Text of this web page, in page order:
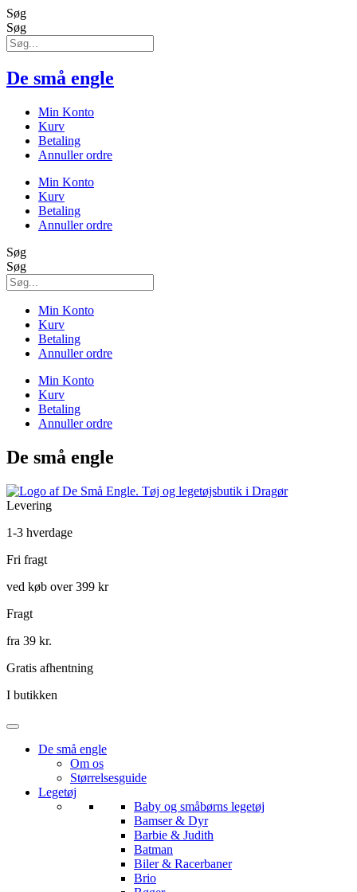
Søg
Søg
De små engle
Min Konto
Kurv
Betaling
Annuller ordre
Min Konto
Kurv
Betaling
Annuller ordre
Søg
Søg
Min Konto
Kurv
Betaling
Annuller ordre
Min Konto
Kurv
Betaling
Annuller ordre
De små engle
Levering
1-3 hverdage
Fri fragt
ved køb over 399 kr
Fragt
fra 39 kr.
Gratis afhentning
I butikken
De små engle
Om os
Størrelsesguide
Legetøj
Baby og småbørns legetøj
Bamser & Dyr
Barbie & Judith
Batman
Biler & Racerbaner
Brio